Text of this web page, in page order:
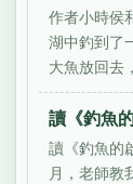
作者小時侯
湖中釣到了
大魚放回去
讀《釣魚
讀《釣魚的
月，老師教